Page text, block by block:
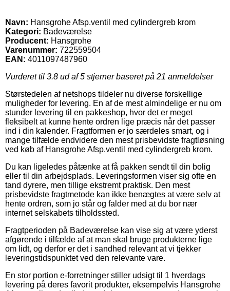
Navn: Hansgrohe Afsp.ventil med cylindergreb krom
Kategori: Badeværelse
Producent: Hansgrohe
Varenummer: 722559504
EAN: 4011097487960
Vurderet til 3.8 ud af 5 stjerner baseret på 21 anmeldelser
Størstedelen af netshops tildeler nu diverse forskellige
muligheder for levering. En af de mest almindelige er nu om
stunder levering til en pakkeshop, hvor det er meget
fleksibelt at kunne hente ordren lige præcis når det passer
ind i din kalender. Fragtformen er jo særdeles smart, og i
mange tilfælde endvidere den mest prisbevidste fragtløsning
ved køb af Hansgrohe Afsp.ventil med cylindergreb krom.
Du kan ligeledes påtænke at få pakken sendt til din bolig
eller til din arbejdsplads. Leveringsformen viser sig ofte en
tand dyrere, men tillige ekstremt praktisk. Den mest
prisbevidste fragtmetode kan ikke benægtes at være selv at
hente ordren, som jo står og falder med at du bor nær
internet selskabets tilholdssted.
Fragtperioden på Badeværelse kan vise sig at være yderst
afgørende i tilfælde af at man skal bruge produkterne lige
om lidt, og derfor er det i sandhed relevant at vi tjekker
leveringstidspunktet ved den relevante vare.
En stor portion e-forretninger stiller udsigt til 1 hverdags
levering på deres favorit produkter, eksempelvis Hansgrohe